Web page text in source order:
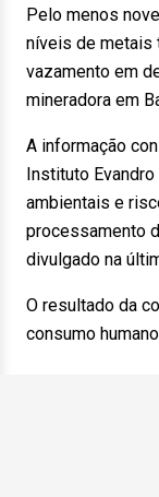
Pelo menos
níveis de metais
vazamento em
mineradora em
A informação
Instituto
ambientais e
processamento
divulgado na
O resultado da
consumo